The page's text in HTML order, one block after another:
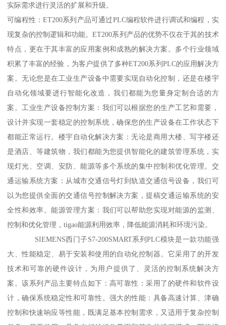
实际需求进行灵活的扩展和升级。
可编程性：ET200系列产品可通过PLC编程软件进行调试和编程，实
现复杂的控制逻辑和功能。ET200系列产品的优势不仅在于其的技术
特点，更在于其丰富的应用案例和成熟的解决方案。多个行业领域
积累了丰富的经验，为客户提供了多种ET200系列PLC的应用解决方
案。无论您是在工业生产设备中需要实现自动化控制，还是在楼宇
自动化领域要进行智能化改造，我们都能为您量身定制合适的方
案。工业生产设备控制方案：我们可以根据您的生产工艺和需要，
设计并实现一套稳定的控制系统，确保您的生产设备在工作状态下
都能正常运行。楼宇自动化解决方案：无论是商用大楼、写字楼还
是酒店、等建筑物，我们都能为您提供智能化的建筑管理系统，实
现灯光、空调、安防、能源等多个系统的集中控制和优化管理。交
通运输系统方案：从城市交通信号灯到轨道交通信号设备，我们可
以为您提供全面的交通信号控制解决方案，提稿交通运输系统的安
全性和效率。能源管理方案：我们可以帮助您实现对能源的监测、
控制和优化管理，tigao能源利用效率，降低能源消耗和环境污染。
SIEMENS西门子S7-200SMART系列PLC模块是一款功能强
大、性能稳定、易于安装和使用的自动化控制器。它采用了的开发
技术和可靠的硬件设计，为用户提供了、灵活的控制系统解决方
案。该系列产品主要特点如下：高可靠性：采用了的硬件和软件设
计，确保系统稳定性和可靠性。强大的性能：具备高速计算、津确
控制和快速响应等性能，既满足基本控制需求，又适用于复杂控制